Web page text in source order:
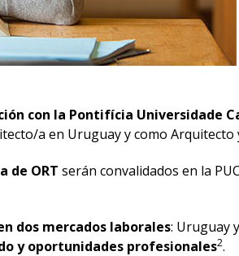
con la Pontifícia Universidade
a en Uruguay y como
de ORT serán convalidados en la
dos mercados laborales: Uruguay
y oportunidades profesionales2.